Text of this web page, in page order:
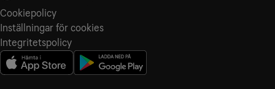
Cookiepolicy
Inställningar för cookies
Integritetspolicy